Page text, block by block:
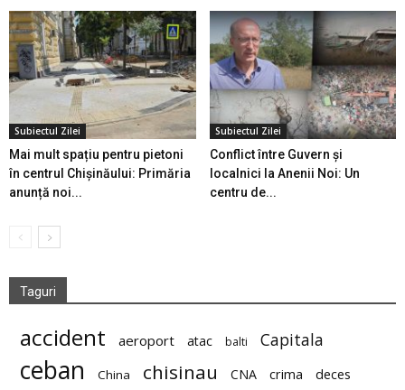
Subiectul Zilei
Mai mult spațiu pentru pietoni
în centrul Chișinăului: Primăria
anunță noi...
Subiectul Zilei
Conflict între Guvern și
localnici la Anenii Noi: Un
centru de...
Taguri
accident aeroport atac balti Capitala
ceban China chisinau CNA crima deces